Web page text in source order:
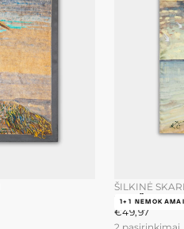
ŠILKINĖ
M.K.
1+1 NEMOKAMAI
€49,97
ĮPRASTA
KAINA
€49,97